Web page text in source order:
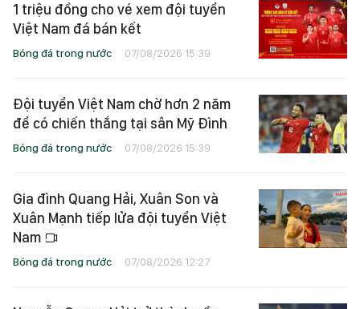
1 triệu đồng cho vé xem đội tuyển
Việt Nam đá bán kết
Bóng đá trong nước 07/08/2026 15:39
Đội tuyển Việt Nam chờ hơn 2 năm
để có chiến thắng tại sân Mỹ Đình
Bóng đá trong nước 07/08/2026 15:39
Gia đình Quang Hải, Xuân Son và
Xuân Mạnh tiếp lửa đội tuyển Việt
Nam
Bóng đá trong nước 07/08/2026 12:27